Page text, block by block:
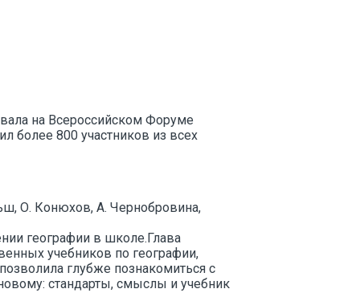
на Всероссийском Форуме
более 800 участников из всех
О. Конюхов, А. Чернобровина,
географии в школе.Глава
учебников по географии,
глубже познакомиться с
стандарты, смыслы и учебник